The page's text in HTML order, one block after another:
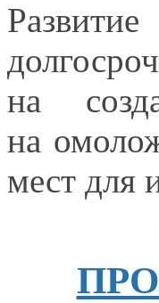
на
на
мест для